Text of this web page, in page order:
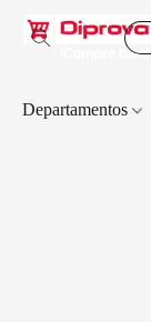
Departamentos